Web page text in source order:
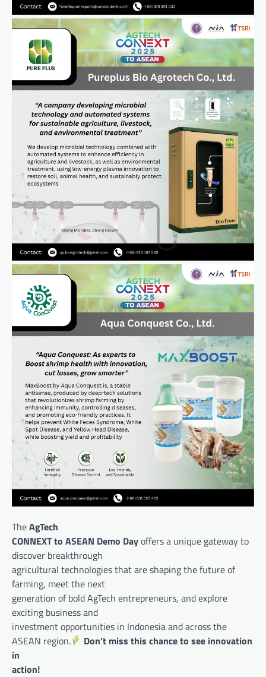
TheAgTech
CONNEXT to ASEAN Demo Dayoffers a unique gateway to
discover breakthrough
agricultural technologies that are shaping the future of
farming, meet the next
generation of bold AgTech entrepreneurs, and explore
exciting business and
investment opportunities in Indonesia and across the
ASEAN region.
Don’t miss this chance to see innovation
in
action!